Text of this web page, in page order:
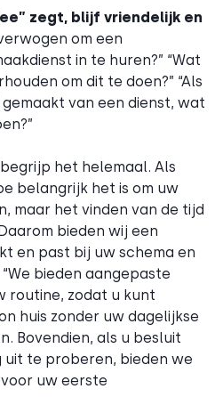
zegt, blijf vriendelijk en
om een
in te huren?” “Wat
om dit te doen?” “Als
van een dienst, wat
begrijp het helemaal. Als
belangrijk het is om uw
maar het vinden van de tijd
bieden wij een
en past bij uw schema en
bieden aangepaste
routine, zodat u kunt
huis zonder uw dagelijkse
Bovendien, als u besluit
uit te proberen, bieden we
uw eerste